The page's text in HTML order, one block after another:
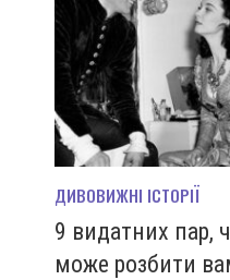
ДИВОВИЖНІ ІСТОРІЇ
9 видатних пар,
може розбити